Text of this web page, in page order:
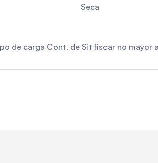
Seca
de carga Cont. de Sit fiscar no mayor